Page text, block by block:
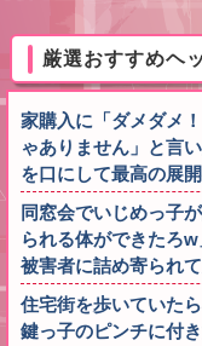
厳選おすすめヘ
家購入に「ダメダメ
ゃありません」と言
を口にして最高の展
同窓会でいじめっ子
られる体ができたろ
被害者に詰め寄られ
住宅街を歩いていた
鍵っ子のピンチに付